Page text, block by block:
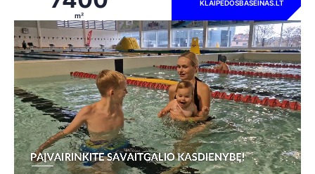
m²
KLAIPEDOSBASEINAS.LT